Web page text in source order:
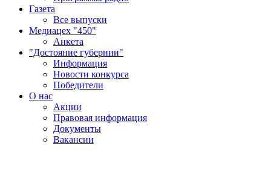
Газета
Все выпуски
Медиацех "450"
Анкета
"Достояние губернии"
Информация
Новости конкурса
Победители
О нас
Акции
Правовая информация
Документы
Вакансии